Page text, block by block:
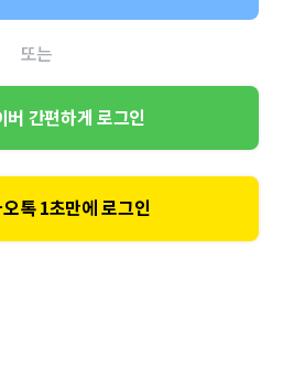
또는
버 간편하게 로그인
톡 1초만에 로그인